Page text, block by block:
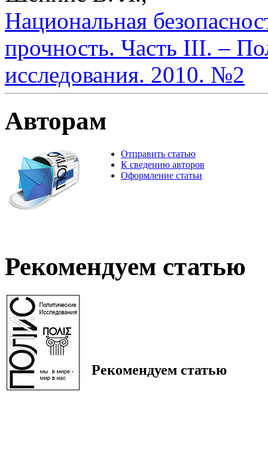
Национальная
прочность. Часть III. –
исследования. 2010. №2
Авторам
Отправить статью
К сведению авторов
Оформление статьи
Рекомендуем статью
Рекомендуем статью